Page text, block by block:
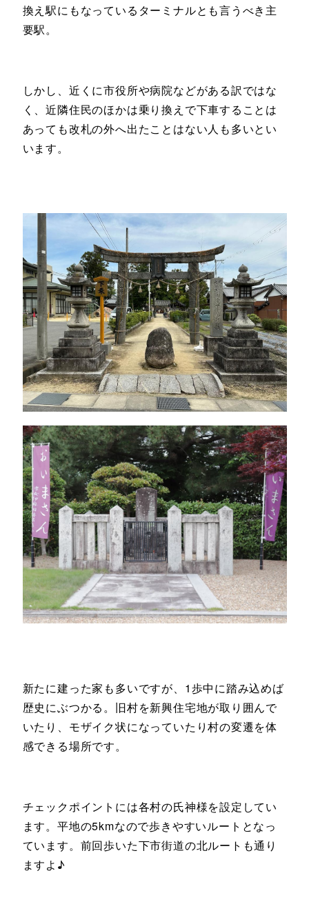
換え駅にもなっているターミナルとも言うべき主
要駅。
しかし、近くに市役所や病院などがある訳ではな
く、近隣住民のほかは乗り換えで下車することは
あっても改札の外へ出たことはない人も多いとい
います。
新たに建った家も多いですが、1歩中に踏み込めば
歴史にぶつかる。旧村を新興住宅地が取り囲んで
いたり、モザイク状になっていたり村の変遷を体
感できる場所です。
チェックポイントには各村の氏神様を設定してい
ます。平地の5kmなので歩きやすいルートとなっ
ています。前回歩いた下市街道の北ルートも通り
ますよ♪